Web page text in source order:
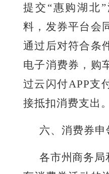
提交 “惠购湖北
料，发券平台会
通过后对符合条
电子消费券，购
过云闪付APP支
接抵扣消费支出。
六、消费券申
各市州商务局